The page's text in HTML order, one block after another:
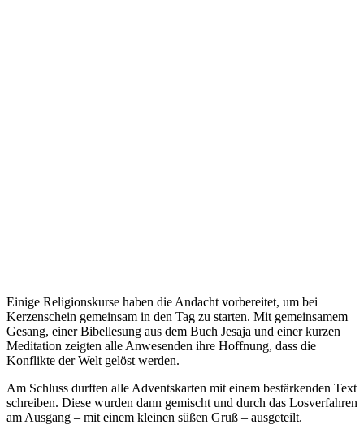
Einige Religionskurse haben die Andacht vorbereitet, um bei
Kerzenschein gemeinsam in den Tag zu starten. Mit gemeinsamem
Gesang, einer Bibellesung aus dem Buch Jesaja und einer kurzen
Meditation zeigten alle Anwesenden ihre Hoffnung, dass die
Konflikte der Welt gelöst werden.
Am Schluss durften alle Adventskarten mit einem bestärkenden Text
schreiben. Diese wurden dann gemischt und durch das Losverfahren
am Ausgang – mit einem kleinen süßen Gruß – ausgeteilt.